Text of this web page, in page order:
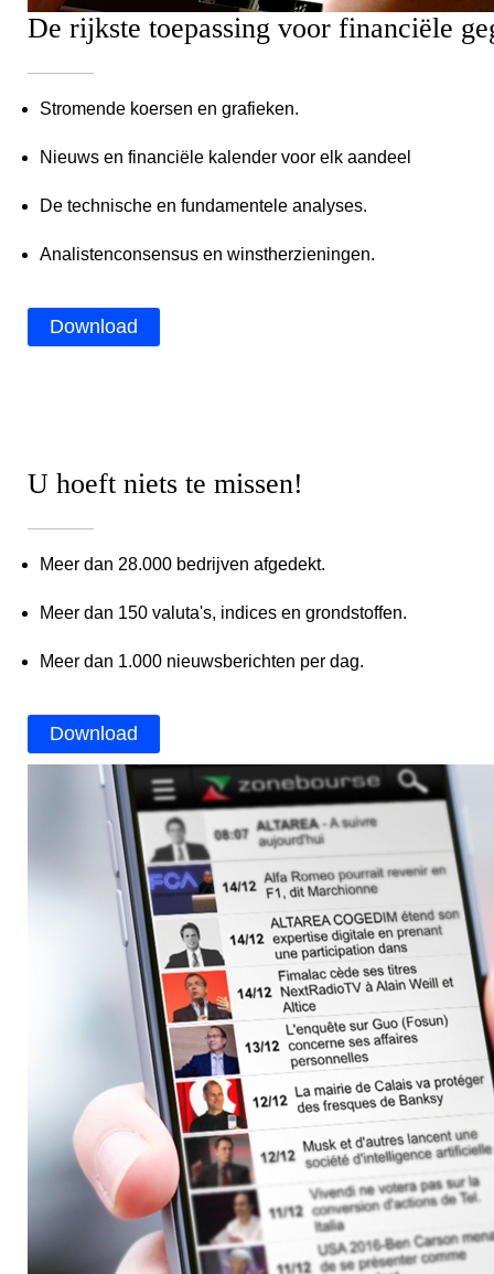
De rijkste toepassing voor financiële
Stromende koersen en grafieken.
Nieuws en financiële kalender voor elk aandeel
De technische en fundamentele analyses.
Analistenconsensus en winstherzieningen.
Download
U hoeft niets te missen!
Meer dan 28.000 bedrijven afgedekt.
Meer dan 150 valuta's, indices en grondstoffen.
Meer dan 1.000 nieuwsberichten per dag.
Download